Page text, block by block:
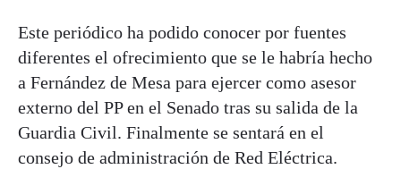
Este periódico ha podido conocer por fuentes
diferentes el ofrecimiento que se le habría hecho
a Fernández de Mesa para ejercer como asesor
externo del PP en el Senado tras su salida de la
Guardia Civil. Finalmente se sentará en el
consejo de administración de Red Eléctrica.